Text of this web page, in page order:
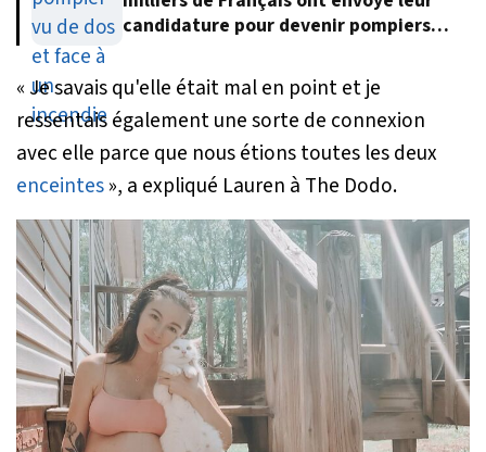
candidature pour devenir pompiers
« Je savais qu'elle était mal en point et je
ressentais également une sorte de connexion
avec elle parce que nous étions toutes les deux
enceintes», a expliqué Lauren à The Dodo.